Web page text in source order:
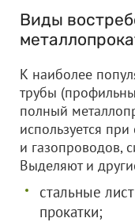
Виды
К наиболее
трубы
полный
используется
и газопроводов,
Выделяют и
стальные
прокатки;